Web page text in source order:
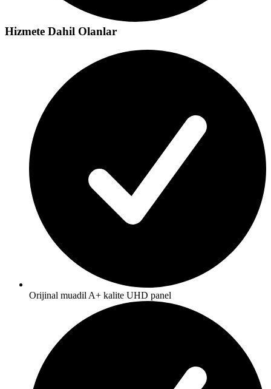
Hizmete Dahil Olanlar
Orijinal muadil A+ kalite UHD panel